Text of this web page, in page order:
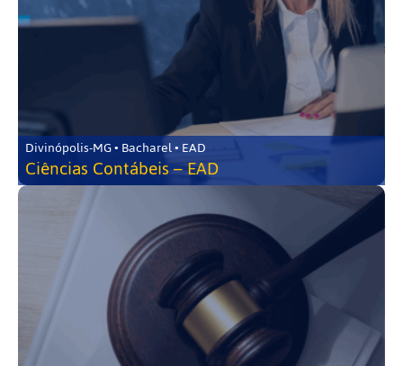
Divinópolis-MG • Bacharel • EAD
Ciências Contábeis – EAD